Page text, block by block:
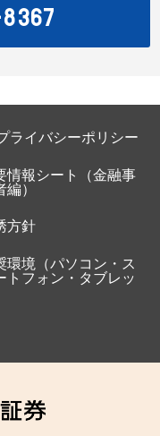
ライバシーポリシー
情報シート（金融事
編）
方針
環境（パソコン・ス
トフォン・タブレッ